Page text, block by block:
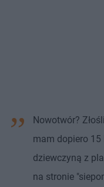
Nowotwór?
mam dopiero
dziewczyną z
na stronie